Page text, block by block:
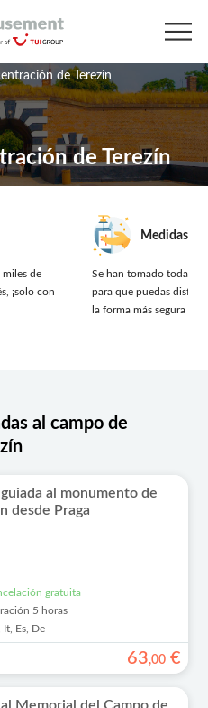
de Terezín
de Terezín
de
¡solo con
Medidas de
Se han tomado todas
para que puedas
la forma más segura
al campo de
al monumento de
desde Praga
gratuita
5 horas
It, Es, De
63,00 €